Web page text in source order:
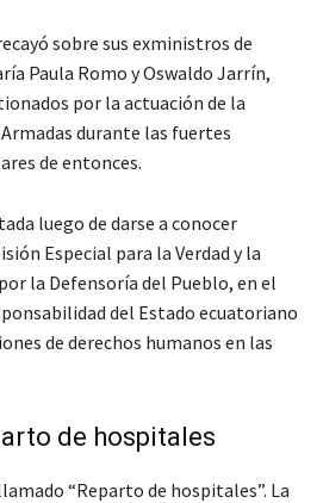
sobre sus exministros de
Paula Romo y Oswaldo Jarrín,
por la actuación de la
durante las fuertes
de entonces.
luego de darse a conocer
Especial para la Verdad y la
la Defensoría del Pueblo, en el
del Estado ecuatoriano
de derechos humanos en las
de hospitales
“Reparto de hospitales”. La